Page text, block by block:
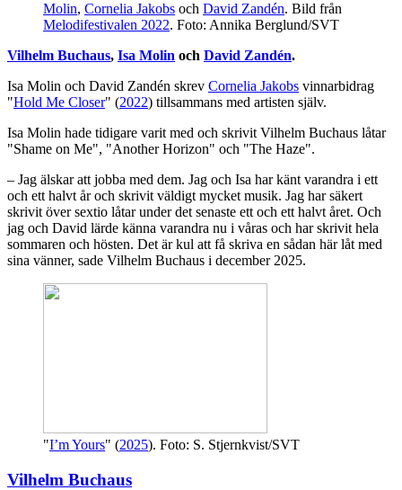
Molin, Cornelia Jakobs och David Zandén. Bild från
Melodifestivalen 2022. Foto: Annika Berglund/SVT
Vilhelm Buchaus, Isa Molin och David Zandén.
Isa Molin och David Zandén skrev Cornelia Jakobs vinnarbidrag
"Hold Me Closer" (2022) tillsammans med artisten själv.
Isa Molin hade tidigare varit med och skrivit Vilhelm Buchaus låtar
"Shame on Me", "Another Horizon" och "The Haze".
– Jag älskar att jobba med dem. Jag och Isa har känt varandra i ett
och ett halvt år och skrivit väldigt mycket musik. Jag har säkert
skrivit över sextio låtar under det senaste ett och ett halvt året. Och
jag och David lärde känna varandra nu i våras och har skrivit hela
sommaren och hösten. Det är kul att få skriva en sådan här låt med
sina vänner, sade Vilhelm Buchaus i december 2025.
"I’m Yours" (2025). Foto: S. Stjernkvist/SVT
Vilhelm Buchaus